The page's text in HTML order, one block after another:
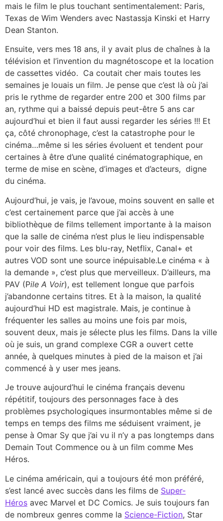
mais le film le plus touchant sentimentalement: Paris,
Texas de Wim Wenders avec Nastassja Kinski et Harry
Dean Stanton.
Ensuite, vers mes 18 ans, il y avait plus de chaînes à la
télévision et l’invention du magnétoscope et la location
de cassettes vidéo. Ca coutait cher mais toutes les
semaines je louais un film. Je pense que c’est là où j’ai
pris le rythme de regarder entre 200 et 300 films par
an, rythme qui a baissé depuis peut-être 5 ans car
aujourd’hui et bien il faut aussi regarder les séries !!! Et
ça, côté chronophage, c’est la catastrophe pour le
cinéma…même si les séries évoluent et tendent pour
certaines à être d’une qualité cinématographique, en
terme de mise en scène, d’images et d’acteurs, digne
du cinéma.
Aujourd’hui, je vais, je l’avoue, moins souvent en salle et
c’est certainement parce que j’ai accès à une
bibliothèque de films tellement importante à la maison
que la salle de cinéma n’est plus le lieu indispensable
pour voir des films. Les blu-ray, Netflix, Canal+ et
autres VOD sont une source inépuisable.Le cinéma « à
la demande », c’est plus que merveilleux. D’ailleurs, ma
PAV (Pile A Voir), est tellement longue que parfois
j’abandonne certains titres. Et à la maison, la qualité
aujourd’hui HD est magistrale. Mais, je continue à
fréquenter les salles au moins une fois par mois,
souvent deux, mais je sélecte plus les films. Dans la ville
où je suis, un grand complexe CGR a ouvert cette
année, à quelques minutes à pied de la maison et j’ai
commencé à y user mes jeans.
Je trouve aujourd’hui le cinéma français devenu
répétitif, toujours des personnages face à des
problèmes psychologiques insurmontables même si de
temps en temps des films me séduisent vraiment, je
pense à Omar Sy que j’ai vu il n’y a pas longtemps dans
Demain Tout Commence ou à un film comme Mes
Héros.
Le cinéma américain, qui a toujours été mon préféré,
s’est lancé avec succès dans les films de Super-
Héros avec Marvel et DC Comics. Je suis toujours fan
de nombreux genres comme la Science-Fiction, Star